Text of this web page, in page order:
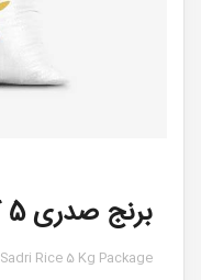
برنج صدری 5 کیلویی
Sadri Rice 5 Kg Package